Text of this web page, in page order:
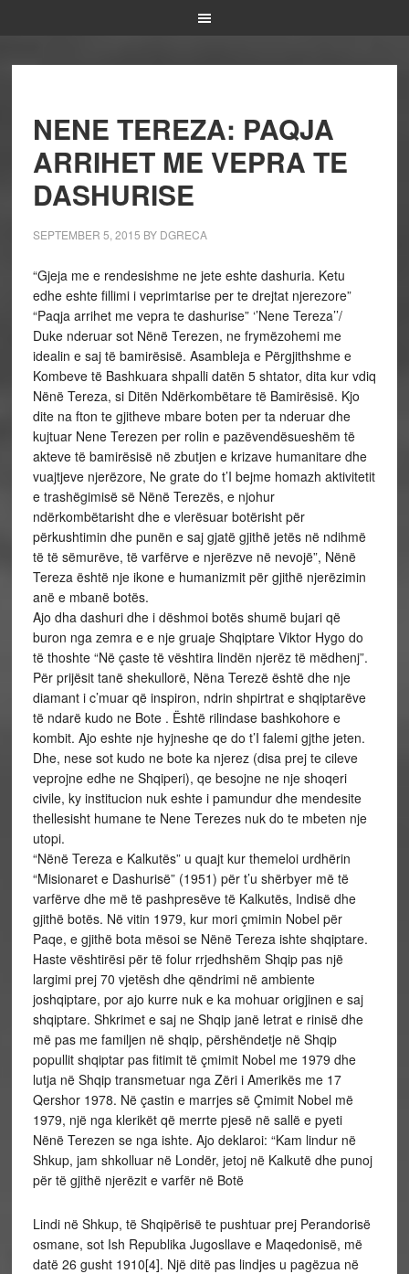
NENE TEREZA: PAQJA
ARRIHET ME VEPRA TE
DASHURISE
SEPTEMBER 5, 2015 BY DGRECA
“Gjeja me e rendesishme ne jete eshte dashuria. Ketu
edhe eshte fillimi i veprimtarise per te drejtat njerezore”
“Paqja arrihet me vepra te dashurise” ‘’Nene Tereza’’/
Duke nderuar sot Nënë Terezen, ne frymëzohemi me
idealin e saj të bamirësisë. Asambleja e Përgjithshme e
Kombeve të Bashkuara shpalli datën 5 shtator, dita kur vdiq
Nënë Tereza, si Ditën Ndërkombëtare të Bamirësisë. Kjo
dite na fton te gjitheve mbare boten per ta nderuar dhe
kujtuar Nene Terezen per rolin e pazëvendësueshëm të
akteve të bamirësisë në zbutjen e krizave humanitare dhe
vuajtjeve njerëzore, Ne grate do t’I bejme homazh aktivitetit
e trashëgimisë së Nënë Terezës, e njohur
ndërkombëtarisht dhe e vlerësuar botërisht për
përkushtimin dhe punën e saj gjatë gjithë jetës në ndihmë
të të sëmurëve, të varfërve e njerëzve në nevojë”, Nënë
Tereza është nje ikone e humanizmit për gjithë njerëzimin
anë e mbanë botës.
Ajo dha dashuri dhe i dëshmoi botës shumë bujari që
buron nga zemra e e nje gruaje Shqiptare Viktor Hygo do
të thoshte “Në çaste të vështira lindën njerëz të mëdhenj”.
Për prijësit tanë shekullorë, Nëna Terezë është dhe nje
diamant i c’muar që inspiron, ndrin shpirtrat e shqiptarëve
të ndarë kudo ne Bote . Është rilindase bashkohore e
kombit. Ajo eshte nje hyjneshe qe do t’I falemi gjthe jeten.
Dhe, nese sot kudo ne bote ka njerez (disa prej te cileve
veprojne edhe ne Shqiperi), qe besojne ne nje shoqeri
civile, ky institucion nuk eshte i pamundur dhe mendesite
thellesisht humane te Nene Terezes nuk do te mbeten nje
utopi.
“Nënë Tereza e Kalkutës” u quajt kur themeloi urdhërin
“Misionaret e Dashurisë” (1951) për t’u shërbyer më të
varfërve dhe më të pashpresëve të Kalkutës, Indisë dhe
gjithë botës. Në vitin 1979, kur mori çmimin Nobel për
Paqe, e gjithë bota mësoi se Nënë Tereza ishte shqiptare.
Haste vështirësi për të folur rrjedhshëm Shqip pas një
largimi prej 70 vjetësh dhe qëndrimi në ambiente
joshqiptare, por ajo kurre nuk e ka mohuar origjinen e saj
shqiptare. Shkrimet e saj ne Shqip janë letrat e rinisë dhe
më pas me familjen në shqip, përshëndetje në Shqip
popullit shqiptar pas fitimit të çmimit Nobel me 1979 dhe
lutja në Shqip transmetuar nga Zëri i Amerikës me 17
Qershor 1978. Në çastin e marrjes së Çmimit Nobel më
1979, një nga klerikët që merrte pjesë në sallë e pyeti
Nënë Terezen se nga ishte. Ajo deklaroi: “Kam lindur në
Shkup, jam shkolluar në Londër, jetoj në Kalkutë dhe punoj
për të gjithë njerëzit e varfër në Botë
Lindi në Shkup, të Shqipërisë te pushtuar prej Perandorisë
osmane, sot Ish Republika Jugosllave e Maqedonisë, më
datë 26 gusht 1910[4]. Një ditë pas lindjes u pagëzua në